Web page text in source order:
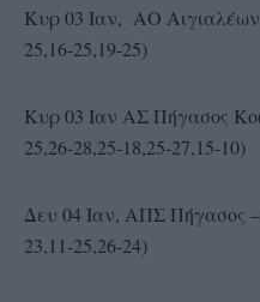
Κυρ 03 Ιαν, ΑΟ
25,16-25,19-25)
Κυρ 03 Ιαν ΑΣ Πήγασος
25,26-28,25-18,25-27,15-10)
Δευ 04 Ιαν, ΑΠΣ Πήγασος
23,11-25,26-24)